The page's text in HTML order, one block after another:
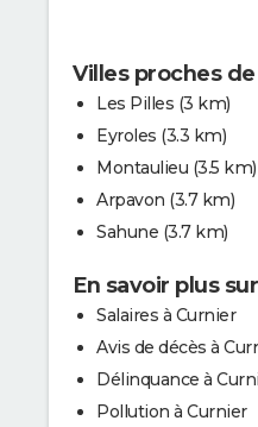
Villes proches
Les Pilles (3 km)
Eyroles (3.3 km)
Montaulieu (3.5 km)
Arpavon (3.7 km)
Sahune (3.7 km)
En savoir plus
Salaires à Curnier
Avis de décès à
Délinquance à
Pollution à Curnier